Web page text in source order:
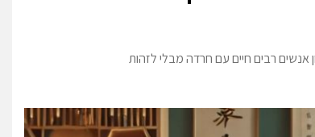
אנשים רבים חיים עם חרדה מבלי לזהות